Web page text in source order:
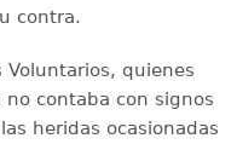
contra.
Voluntarios, quienes
contaba con signos
heridas ocasionadas